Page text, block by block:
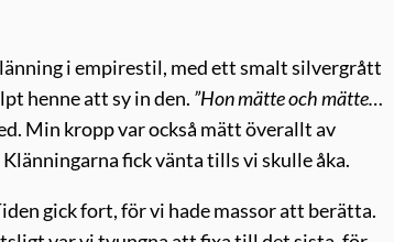
i empirestil, med ett smalt silvergrått
henne att sy in den. ”Hon mätte och mätte…
Min kropp var också mätt överallt av
fick vänta tills vi skulle åka.
gick fort, för vi hade massor att berätta.